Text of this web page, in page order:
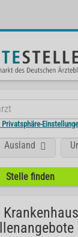
Ausland